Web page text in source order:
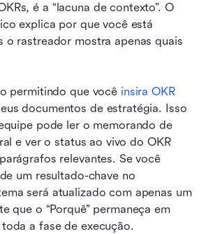
é a “lacuna de contexto”. O
explica por que você está
o rastreador mostra apenas quais
permitindo que você insira OKR
documentos de estratégia. Isso
pode ler o memorando de
e ver o status ao vivo do OKR
relevantes. Se você
um resultado-chave no
será atualizado com apenas um
que o “Porquê” permaneça em
a fase de execução.